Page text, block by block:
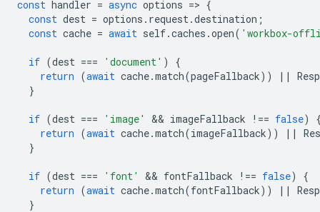
const handler = async options => {
const dest = options . request.destination ;
const cache = await self.caches .open( 'workbox-
if (dest === 'document' )
{
return (await cache.match(pageFallback)) ||
}
if (dest === 'image' && imageFallback !== false)
return (await cache.match(imageFallback)) ||
}
if (dest === 'font' && fontFallback !== false)
{
return (await cache.match(fontFallback)) ||
}